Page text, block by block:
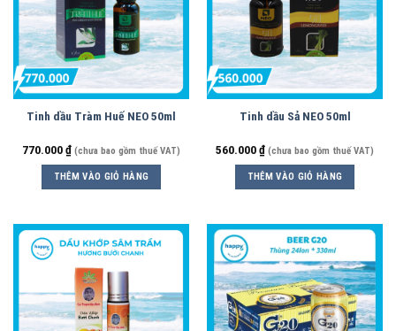
Tinh dầu Tràm Huế NEO 50ml
770.000₫ (chưa bao gồm thuế VAT)
THÊM VÀO GIỎ HÀNG
Tinh dầu Sả NEO 50ml
560.000₫ (chưa bao gồm thuế VAT)
THÊM VÀO GIỎ HÀNG